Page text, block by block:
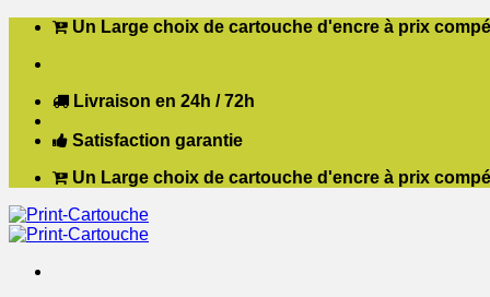
Passer
contenu
Un Large choix de cartouche d'encre à prix
Livraison en 24h / 72h
Satisfaction garantie
Un Large choix de cartouche d'encre à prix